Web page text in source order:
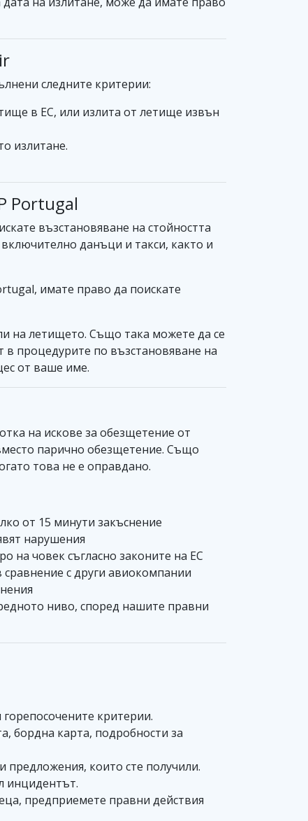
следните критерии:
в ЕС, или излита от летище извън
излитане.
Portugal
възстановяване на стойността
данъци и такси, както и
имате право да поискате
на летището. Също така можете да се
в процедурите по възстановяване на
от ваше име.
на искове за обезщетение от
парично обезщетение. Също
това не е оправдано.
от 15 минути закъснение
нарушения
на човек съгласно законите на ЕС
сравнение с други авиокомпании
ниво, според нашите правни
критерии.
бордна карта, подробности за
предложения, които сте получили.
инцидентът.
предприемете правни действия